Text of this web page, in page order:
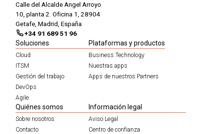
Calle del Alcalde Angel Arroyo
10, planta 2. Oficina 1, 28904
Getafe, Madrid, España
+34 91 689 51 96
Soluciones
Cloud
ITSM
Gestión del trabajo
DevOps
Agile
Plataformas y productos
Business Technology
Nuestras apps
Apps de nuestros Partners
Quiénes somos
Sobre nosotros
Contacto
Información legal
Aviso Legal
Centro de confianza